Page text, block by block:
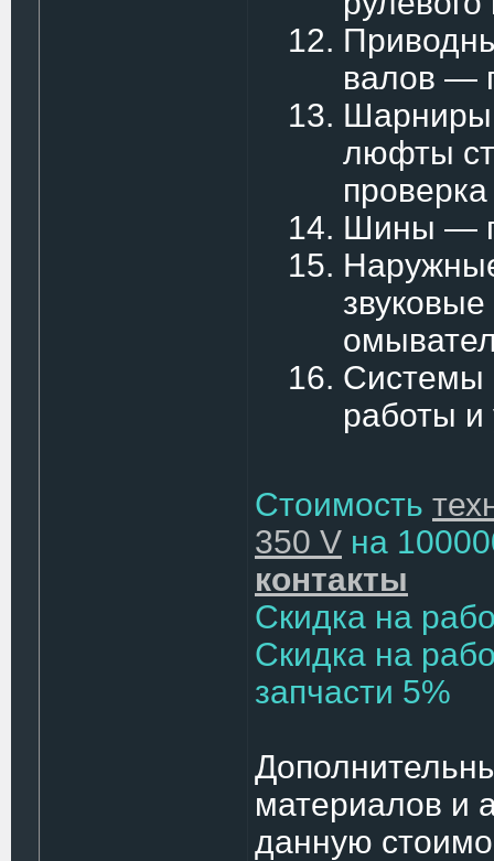
валов —
Шарниры
люфты
проверка
Шины —
Системы
работы и
Стоимость
350 V на
контакты
Скидка на
Скидка на
запчасти 5%
материалов и
данную